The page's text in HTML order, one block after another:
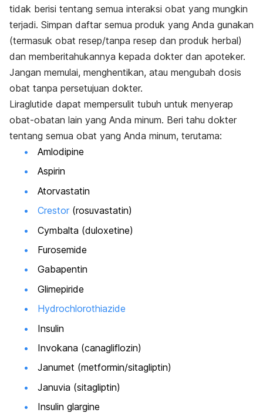
tidak berisi tentang semua interaksi obat yang mungkin
terjadi. Simpan daftar semua produk yang Anda gunakan
(termasuk obat resep/tanpa resep dan produk herbal)
dan memberitahukannya kepada dokter dan apoteker.
Jangan memulai, menghentikan, atau mengubah dosis
obat tanpa persetujuan dokter.
Liraglutide dapat mempersulit tubuh untuk menyerap
obat-obatan lain yang Anda minum. Beri tahu dokter
tentang semua obat yang Anda minum, terutama:
Amlodipine
Aspirin
Atorvastatin
Crestor (rosuvastatin)
Cymbalta (duloxetine)
Furosemide
Gabapentin
Glimepiride
Hydrochlorothiazide
Insulin
Invokana (canagliflozin)
Janumet (metformin/sitagliptin)
Januvia (sitagliptin)
Insulin glargine